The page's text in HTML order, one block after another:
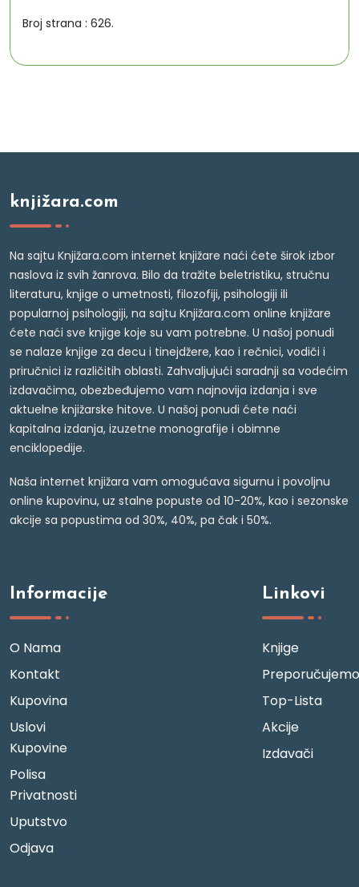
Broj strana : 626.
knjižara.com
Na sajtu Knjižara.com internet knjižare naći ćete širok izbor
naslova iz svih žanrova. Bilo da tražite beletristiku, stručnu
literaturu, knjige o umetnosti, filozofiji, psihologiji ili
popularnoj psihologiji, na sajtu Knjižara.com online knjižare
ćete naći sve knjige koje su vam potrebne. U našoj ponudi
se nalaze knjige za decu i tinejdžere, kao i rečnici, vodiči i
priručnici iz različitih oblasti. Zahvaljujući saradnji sa vodećim
izdavačima, obezbeđujemo vam najnovija izdanja i sve
aktuelne knjižarske hitove. U našoj ponudi ćete naći
kapitalna izdanja, izuzetne monografije i obimne
enciklopedije.
Naša internet knjižara vam omogućava sigurnu i povoljnu
online kupovinu, uz stalne popuste od 10-20%, kao i sezonske
akcije sa popustima od 30%, 40%, pa čak i 50%.
Informacije
O Nama
Kontakt
Kupovina
Uslovi
Kupovine
Polisa
Privatnosti
Uputstvo
Odjava
Linkovi
Knjige
Preporučujemo
Top-Lista
Akcije
Izdavači